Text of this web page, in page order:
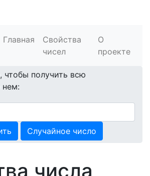
Главная
Свойства
чисел
О
проекте
чтобы получить всю
Случайное число
числа